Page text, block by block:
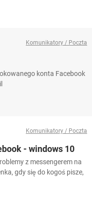
Komunikatory / Poczta
konta Facebook
Komunikatory / Poczta
- windows 10
z messengerem na
gdy się do kogoś pisze,